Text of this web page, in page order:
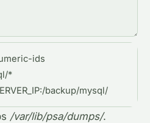
ids
*
backup/mysql/
/var/lib/psa/dumps/.